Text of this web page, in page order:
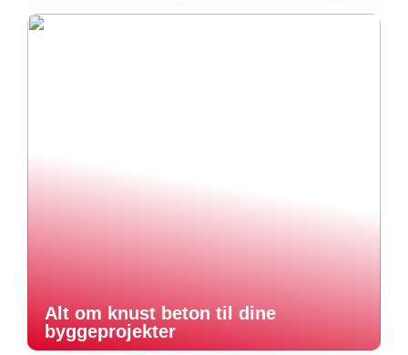
Alt om knust beton til dine
byggeprojekter